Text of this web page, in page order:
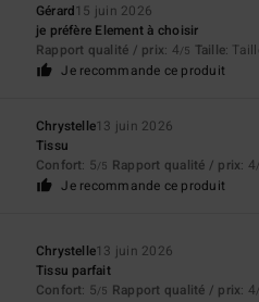
Gérard15 juin 2026
je préfère Element à choisir
Rapport qualité / prix: 4/5 Taille:
Je recommande ce produit
Chrystelle13 juin 2026
Tissu
Confort: 5/5 Rapport qualité / prix: 4
Je recommande ce produit
Chrystelle13 juin 2026
Tissu parfait
Confort: 5/5 Rapport qualité / prix: 4